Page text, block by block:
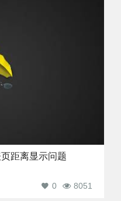
距离显示问题
8051
0